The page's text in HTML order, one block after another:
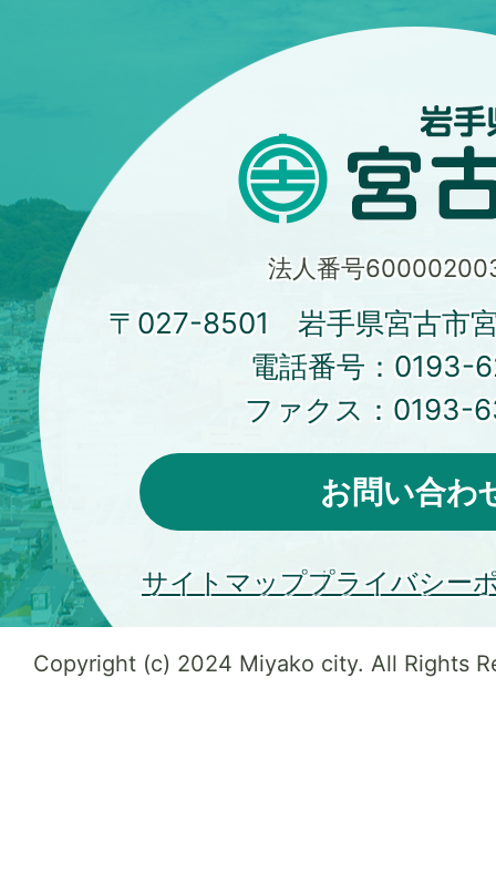
法人番号
〒027-8501 岩手県宮古市
電話番号： 0193-
ファクス： 0193-
お問い合わ
サイトマッププライバシー
Copyright (c) 2024 Miyako city. All Rights